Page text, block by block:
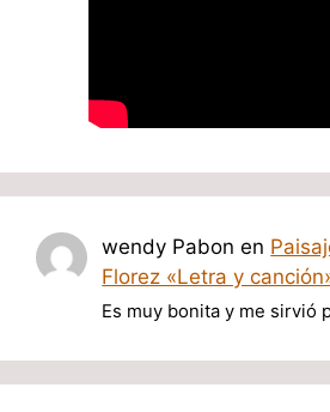
wendy Pabon en
Florez «Letra y
Es muy bonita y me sirvió